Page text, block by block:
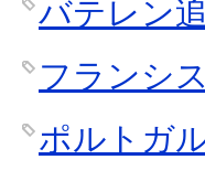
バテレン
フランシ
ポルトガ